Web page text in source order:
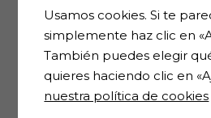
Nº 20
2002)
Nº 21 (abril-
2002)
Nº 22
2002)
Nº 23
Usamos cookies. Si te
simplemente haz clic en
También puedes elegir
quieres haciendo clic en
nuestra política de cookies